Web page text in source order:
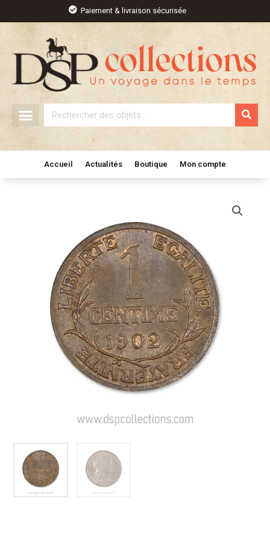
contenu
Paiement & livraison sécurisée
Rechercher
Accueil Actualités Boutique Mon compte